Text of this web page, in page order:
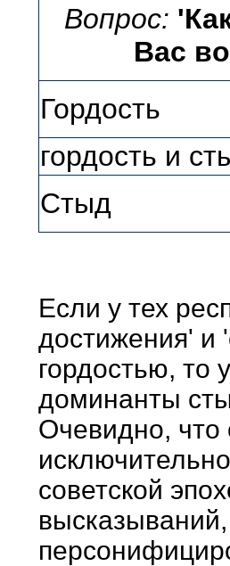
Вопрос:
Вас
Гордость
гордость и
Стыд
Если у тех
достижения' и
гордостью, то
доминанты
Очевидно, что
советской